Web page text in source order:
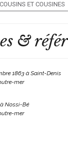
COUSINS ET COUSINES
&
1863 à Saint-Denis
mer
Nossi-Bé
mer